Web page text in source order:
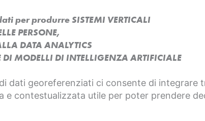
per produrre SISTEMI VERTICALI
PERSONE,
DATA ANALYTICS
MODELLI DI INTELLIGENZA ARTIFICIALE​
dati georeferenziati ci consente di
e contestualizzata utile per poter prendere